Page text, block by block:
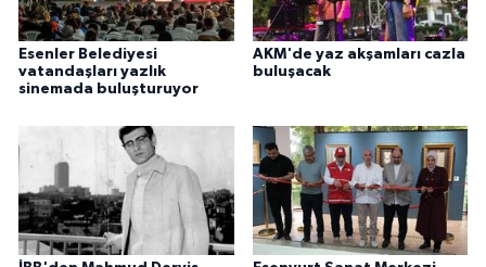
Esenler Belediyesi
vatandaşları yazlık
sinemada buluşturuyor
AKM'de yaz akşamları cazla
buluşacak